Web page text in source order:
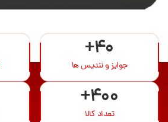
+40
جوایز و تندیس ها
+400
تعداد کالا